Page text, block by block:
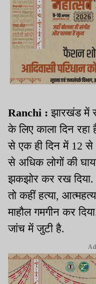
Ranchi :झारखंड में
के लिए काला दिन
से एक ही दिन में 12 से
से अधिक लोगों की
झकझोर कर रख
तो कहीं हत्या,
माहौल गमगीन कर
जांच में जुटी है.